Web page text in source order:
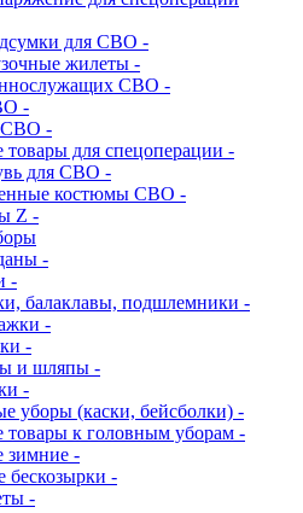
для СВО -
жилеты -
СВО -
-
СВО -
для спецоперации -
для СВО -
костюмы СВО -
Z -
-
-
балаклавы, подшлемники -
-
-
и шляпы -
-
уборы (каски, бейсболки) -
к головным уборам -
зимние -
бескозырки -
-